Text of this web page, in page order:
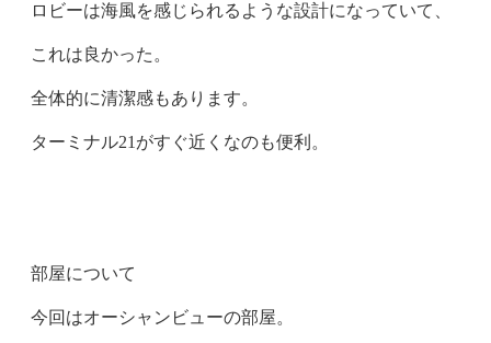
ロビーは海風を感じられるような設計になっていて、
これは良かった。
全体的に清潔感もあります。
ターミナル21がすぐ近くなのも便利。
部屋について
今回はオーシャンビューの部屋。